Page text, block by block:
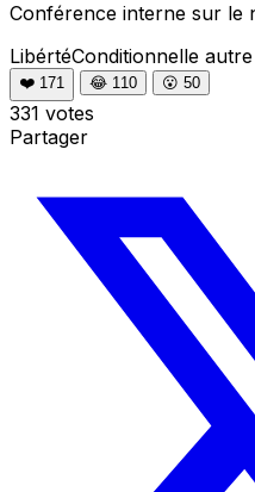
Conférence interne sur le
LibértéConditionnelle autre
❤️ 171 😂 110 😮 50
331 votes
Partager